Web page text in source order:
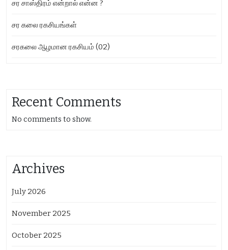
சர சாஸ்திரம் என்றால் என்ன ?
சர கலை ரகசியங்கள்
சரகலை ஆழமான ரகசியம் (02)
Recent Comments
No comments to show.
Archives
July 2026
November 2025
October 2025